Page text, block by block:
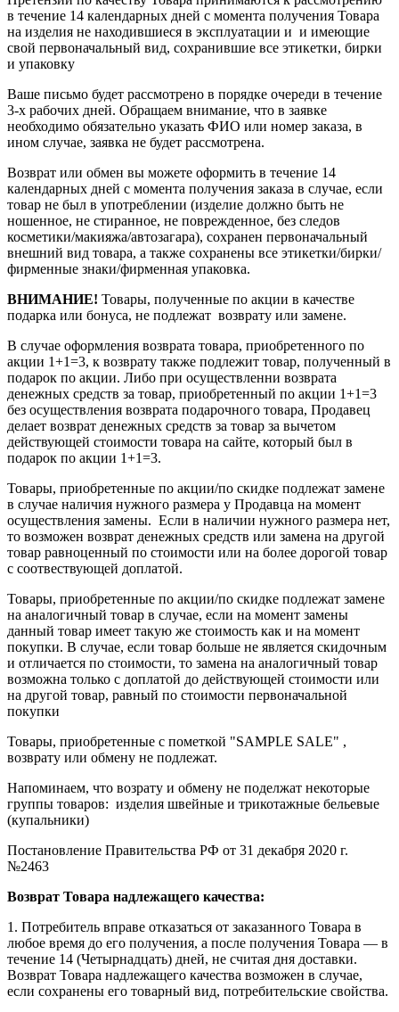
в течение 14 календарных дней с момента получения Товара
на изделия не находившиеся в эксплуатации и и имеющие
свой первоначальный вид, сохранившие все этикетки, бирки
и упаковку
Ваше письмо будет рассмотрено в порядке очереди в течение
3-х рабочих дней. Обращаем внимание, что в заявке
необходимо обязательно указать ФИО или номер заказа, в
ином случае, заявка не будет рассмотрена.
Возврат или обмен вы можете оформить в течение 14
календарных дней с момента получения заказа в случае, если
товар не был в употреблении (изделие должно быть не
ношенное, не стиранное, не поврежденное, без следов
косметики/макияжа/автозагара), сохранен первоначальный
внешний вид товара, а также сохранены все этикетки/бирки/
фирменные знаки/фирменная упаковка.
ВНИМАНИЕ! Товары, полученные по акции в качестве
подарка или бонуса, не подлежат возврату или замене.
В случае оформления возврата товара, приобретенного по
акции 1+1=3, к возврату также подлежит товар, полученный в
подарок по акции. Либо при осуществленни возврата
денежных средств за товар, приобретенный по акции 1+1=3
без осуществления возврата подарочного товара, Продавец
делает возврат денежных средств за товар за вычетом
действующей стоимости товара на сайте, который был в
подарок по акции 1+1=3.
Товары, приобретенные по акции/по скидке подлежат замене
в случае наличия нужного размера у Продавца на момент
осуществления замены. Если в наличии нужного размера нет,
то возможен возврат денежных средств или замена на другой
товар равноценный по стоимости или на более дорогой товар
с соотвествующей доплатой.
Товары, приобретенные по акции/по скидке подлежат замене
на аналогичный товар в случае, если на момент замены
данный товар имеет такую же стоимость как и на момент
покупки. В случае, если товар больше не является скидочным
и отличается по стоимости, то замена на аналогичный товар
возможна только с доплатой до действующей стоимости или
на другой товар, равный по стоимости первоначальной
покупки
Товары, приобретенные с пометкой "SAMPLE SALE" ,
возврату или обмену не подлежат.
Напоминаем, что возрату и обмену не поделжат некоторые
группы товаров: изделия швейные и трикотажные бельевые
(купальники)
Постановление Правительства РФ от 31 декабря 2020 г.
№2463
Возврат Товара надлежащего качества:
1. Потребитель вправе отказаться от заказанного Товара в
любое время до его получения, а после получения Товара — в
течение 14 (Четырнадцать) дней, не считая дня доставки.
Возврат Товара надлежащего качества возможен в случае,
если сохранены его товарный вид, потребительские свойства.